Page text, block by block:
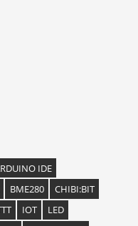
IDE
BME280
CHIBI:BIT
IOT
LED